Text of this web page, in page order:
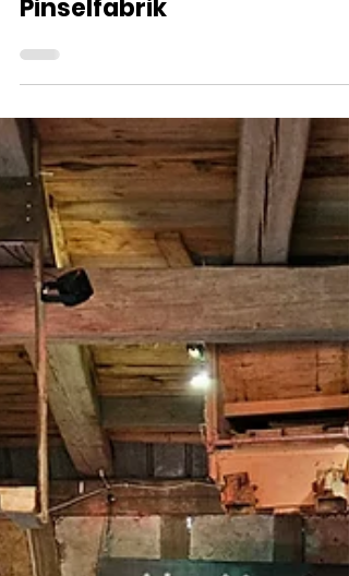
Potenzialentfaltung @ Die
Pinselfabrik